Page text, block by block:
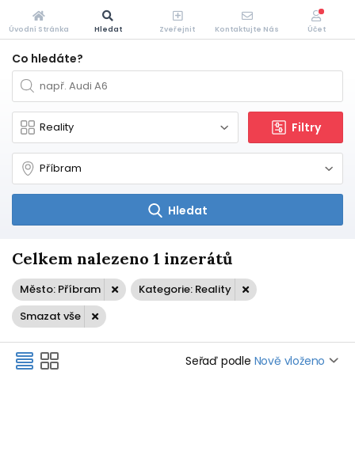
Co hledáte?
Filtry
Hledat
Celkem nalezeno 1 inzerátů
Město: Příbram
Kategorie: Reality
Smazat vše
Seřaď podle Nově vloženo
Úvodní Stránka Hledat Zveřejnit Kontaktujte Nás Účet